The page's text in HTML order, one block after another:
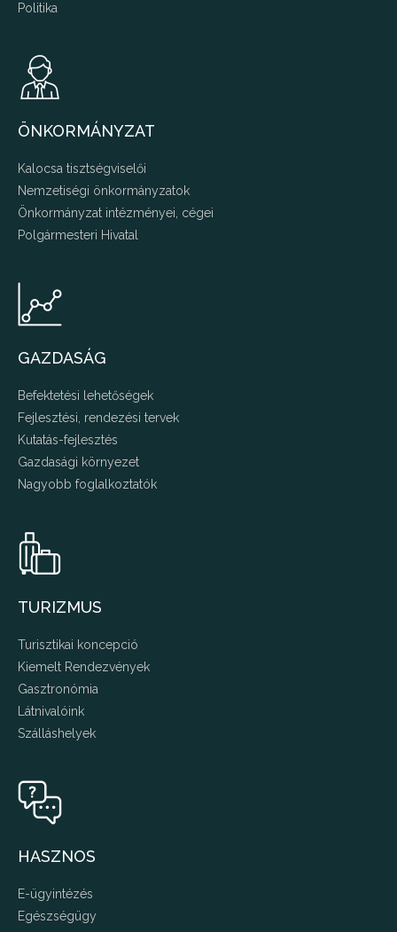
Politika
ÖNKORMÁNYZAT
Kalocsa tisztségviselői
Nemzetiségi önkormányzatok
Önkormányzat intézményei, cégei
Polgármesteri Hivatal
GAZDASÁG
Befektetési lehetőségek
Fejlesztési, rendezési tervek
Kutatás-fejlesztés
Gazdasági környezet
Nagyobb foglalkoztatók
TURIZMUS
Turisztikai koncepció
Kiemelt Rendezvények
Gasztronómia
Látnivalóink
Szálláshelyek
HASZNOS
E-ügyintézés
Egészségügy